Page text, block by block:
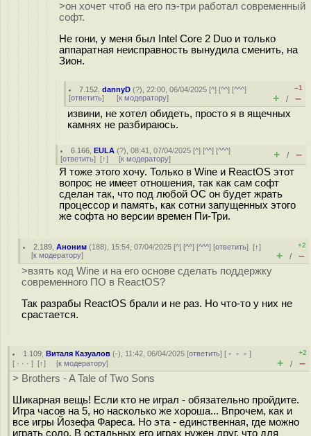
>он хочет чтоб на его пэ-три работал современный
софт.
Не гони, у меня был Intel Core 2 Duo и только
аппаратная неисправность вынудила сменить, на
Зион.
7.152 ,dannyD (?), 22:00, 06/04/2025 [^] [^^] [^^^]
[ответить] [к модератору]
–1
+ / –
извини, не хотел обидеть, просто я в ящечных
камнях не разбираюсь.
6.166 ,EULA (?), 08:41, 07/04/2025 [^] [^^] [^^^]
[ответить] [↑] [к модератору] + / –
Я тоже этого хочу. Только в Wine и ReactOS этот
вопрос не имеет отношения, так как сам софт
сделан так, что под любой ОС он будет жрать
процессор и память, как сотни запущенных этого
же софта но версии времен Пи-Три.
2.189 ,Аноним (188), 15:54, 07/04/2025 [^] [^^] [^^^] [ответить][↑]
[к модератору]
+2
+ / –
>взять код Wine и на его основе сделать поддержку
современного ПО в ReactOS?
Так разрабы ReactOS брали и не раз. Но что-то у них не
срастается.
1.109 ,Виталя Казуалов (-), 11:42, 06/04/2025 [ответить] [ ﹢﹢﹢]
[ · · · ] [↑] [к модератору]
+2
+ / –
> Brothers - A Tale of Two Sons
Шикарная вещь! Если кто не играл - обязательно пройдите.
Игра часов на 5, но насколько же хороша... Впрочем, как и
все игры Йозефа Фареса. Но эта - единственная, где можно
играть соло. В остальных его играх нужен друг, что для